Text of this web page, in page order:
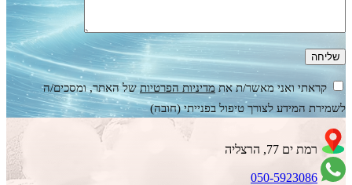
קראתי ואני מאשר/ת אתמדיניות הפרטיותשל האתר, ומסכים/ה
לשמירת המידע לצורך טיפול בפנייתי (חובה)
רמת ים 77, הרצליה
050-5923086